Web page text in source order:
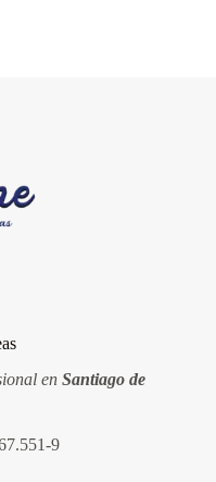
enSantiago de
9